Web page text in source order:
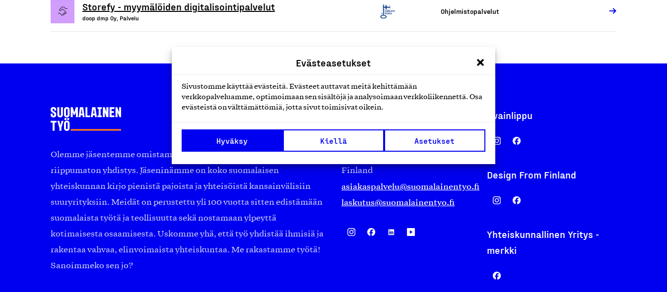
Evästeasetukset
Sivustomme käyttää evästeitä. Evästeet auttavat meitä kehittämään
verkkopalveluamme, optimoimaan sen sisältöjä ja analysoimaan verkkoliikennettä. Osa
evästeistä on välttämättömiä, jotta sivut toimisivat oikein.
Hyväksy Kiellä Asetukset
Storefy - myymälöiden digitalisointipalvelut
doop dmp Oy, Palvelu
Ohjelmistopalvelut
Olemme jäsentemme omistama puolueeton, työmarkkinajärjestöistä
riippumaton yhdistys. Jäseninämme on koko suomalaisen
yhteiskunnan kirjo pienistä pajoista ja yhteisöistä kansainvälisiin
suuryrityksiin. Meidät on perustettu yli 100 vuotta sitten edistämään
suomalaista työtä ja teollisuutta sekä nostamaan ylpeyttä
kotimaisesta osaamisesta. Uskomme yhä, että työ yhdistää ihmisiä ja
rakentaa vahvaa, elinvoimaista yhteiskuntaa. Me rakastamme työtä!
Sanoimmeko sen jo?
Eteläranta 14,
00130 Helsinki
Finland
asiakaspalvelu@suomalainentyo.fi
laskutus@suomalainentyo.fi
Avainlippu
Design From Finland
Yhteiskunnallinen Yritys -
merkki